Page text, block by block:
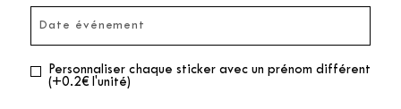
Personnaliser chaque sticker avec un prénom différent
(+0.2€ l'unité)